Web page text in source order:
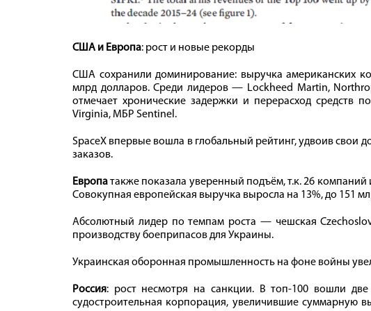
США и Европа: рост и новые рекорды
США сохранили доминирование: выручка американских
млрд долларов. Среди лидеров — Lockheed Martin,
отмечает хронические задержки и перерасход средств
Virginia, МБР Sentinel.
SpaceX впервые вошла в глобальный рейтинг, удвоив свои
заказов.
Европатакже показала уверенный подъём, т.к. 26 компаний
Совокупная европейская выручка выросла на 13%, до 151
Абсолютный лидер по темпам роста — чешская
производству боеприпасов для Украины.
Украинская оборонная промышленность на фоне войны
Россия: рост несмотря на санкции. В топ-100 вошли
судостроительная корпорация, увеличившие суммарную